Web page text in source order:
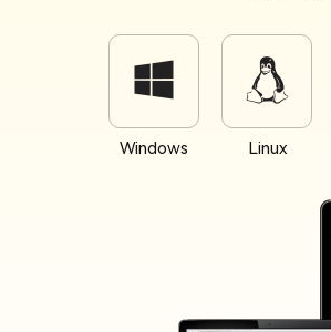
Windows Linux